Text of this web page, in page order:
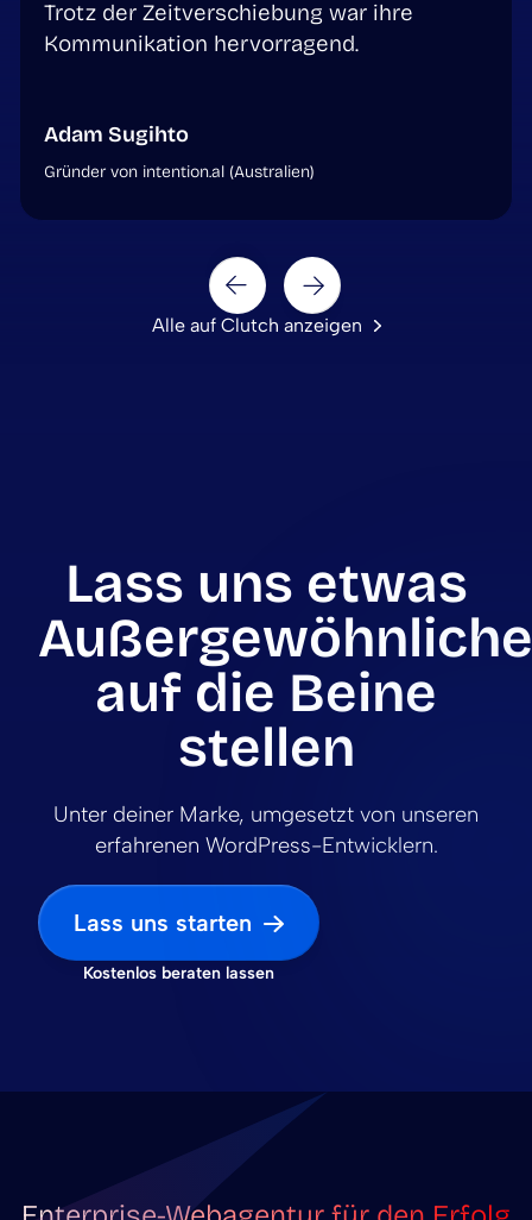
Trotz der Zeitverschiebung war ihre
Kommunikation hervorragend.
Adam Sugihto
Gründer von intention.al (Australien)
Prev
Next
Alle auf Clutch anzeigen
Lass uns etwas
auf die Beine
stellen
Unter deiner Marke, umgesetzt von unseren
erfahrenen WordPress-Entwicklern.
Lass uns starten
Kostenlos beraten lassen